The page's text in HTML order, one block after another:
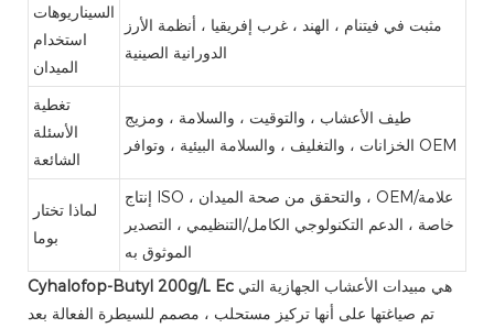
السيناريوهات
استخدام
الميدان
مثبت في فيتنام ، الهند ، غرب إفريقيا ، أنظمة الأرز
الدورانية الصينية
تغطية
الأسئلة
الشائعة
طيف الأعشاب ، والتوقيت ، والسلامة ، ومزيج
الخزانات ، والتغليف ، والسلامة البيئية ، وتوافر OEM
لماذا تختار
بوما
إنتاج ISO ، والتحقق من صحة الميدان ، OEM/علامة
خاصة ، الدعم التكنولوجي الكامل/التنظيمي ، التصدير
الموثوق به
Cyhalofop-Butyl 200g/L Ec هي مبيدات الأعشاب الجهازية التي
تم صياغتها على أنها تركيز مستحلب ، مصمم للسيطرة الفعالة بعد